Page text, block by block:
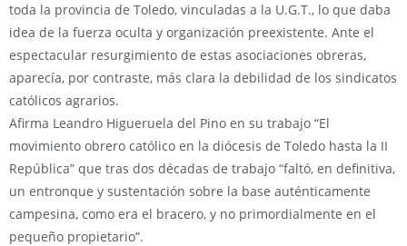
toda la provincia de Toledo, vinculadas a la U.G.T., lo que daba
idea de la fuerza oculta y organización preexistente. Ante el
espectacular resurgimiento de estas asociaciones obreras,
aparecía, por contraste, más clara la debilidad de los sindicatos
católicos agrarios.
Afirma Leandro Higueruela del Pino en su trabajo “El
movimiento obrero católico en la diócesis de Toledo hasta la II
República” que tras dos décadas de trabajo “faltó, en definitiva,
un entronque y sustentación sobre la base auténticamente
campesina, como era el bracero, y no primordialmente en el
pequeño propietario”.